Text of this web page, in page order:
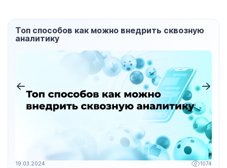
Топ способов как можно внедрить сквозную
аналитику
19.03.2024 1074